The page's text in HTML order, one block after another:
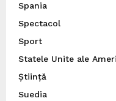
Spania
Spectacol
Sport
Statele Unite ale
Știință
Suedia